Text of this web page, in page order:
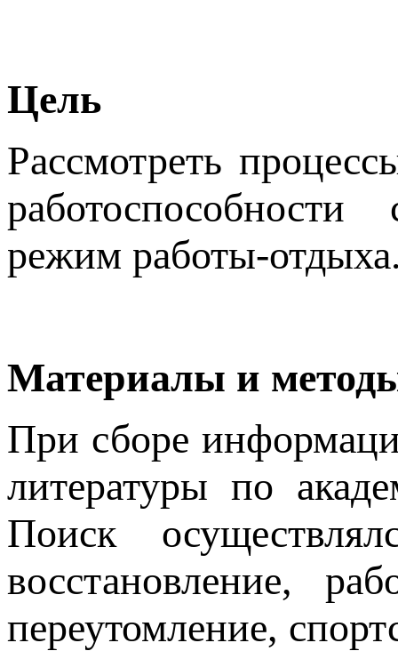
Цель
Рассмотреть
режим работы-
Материалы и
При сборе
литературы по
Поиск
восстановление,
переутомление,